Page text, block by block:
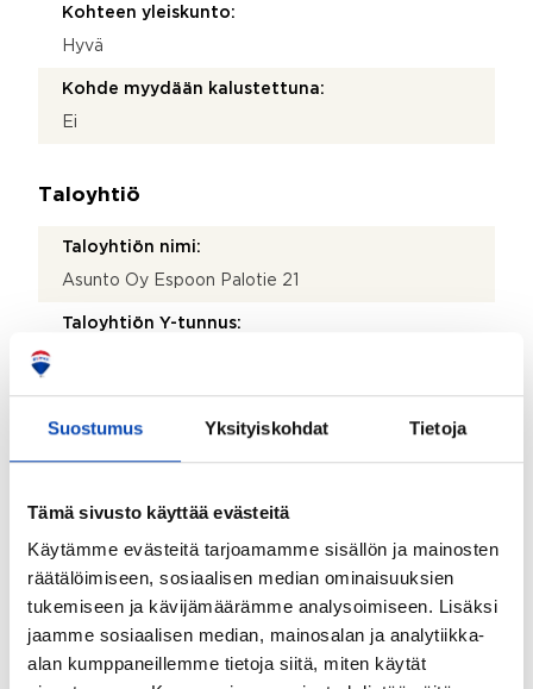
Suostumus Yksityiskohdat Tietoja
Tämä sivusto käyttää evästeitä
Käytämme evästeitä tarjoamamme sisällön ja mainosten
räätälöimiseen, sosiaalisen median ominaisuuksien
tukemiseen ja kävijämäärämme analysoimiseen. Lisäksi
jaamme sosiaalisen median, mainosalan ja analytiikka-
alan kumppaneillemme tietoja siitä, miten käytät
Kohteen yleiskunto:
Hyvä
Kohde myydään kalustettuna:
Ei
Taloyhtiö
Taloyhtiön nimi:
Asunto Oy Espoon Palotie 21
Taloyhtiön Y-tunnus:
Kiinteistötunnus:
4 904 003 060 014
Asukkaat
Valmistumisvuosi:
1990
Rakennus- ja pintamateriaalit:
Puu